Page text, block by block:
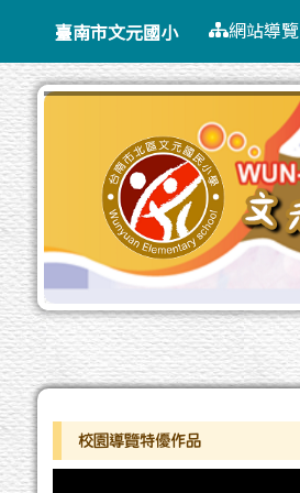
臺南市文元國小
導覽列臺南市文元國小 網站導覽
工具列
左邊區域內容
校園導覽特優作品
頁尾區域